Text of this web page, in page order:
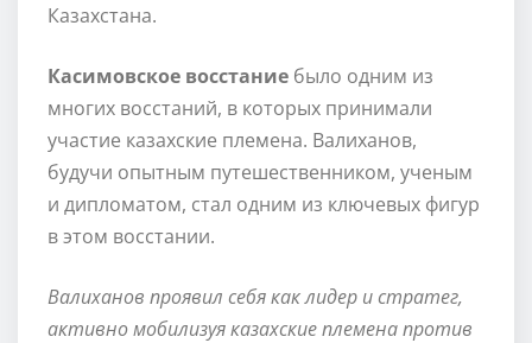
Казахстана.
Касимовское восстание было одним из
многих восстаний, в которых принимали
участие казахские племена. Валиханов,
будучи опытным путешественником, ученым
и дипломатом, стал одним из ключевых фигур
в этом восстании.
Валиханов проявил себя как лидер и стратег,
активно мобилизуя казахские племена против